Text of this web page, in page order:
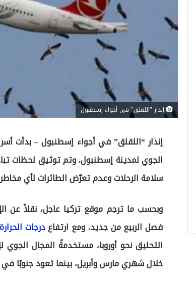
إنذار "اللقلق" في أجواء إسطنبول
إنذار “اللقلق” في أجواء إسطنبول – بدأت
الجوي لمدينة إسطنبول. وتم توثيق لحظات
سلامة الرحلات وعدم تعرّض الطائرات لأي
وبحسب ما ترجم موقع تركيا عاجل، نقلاً عن
فصل الربيع من جديد. ومع ارتفاعدرجات الحرارة
التحليق نحو أوروبا، مستخدمةً المجال
خلال شهري مارس وأبريل، بينما تعود جنوبًا